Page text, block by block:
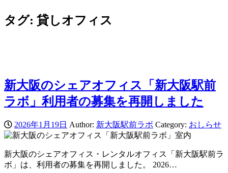
タグ: 貸しオフィス
新大阪のシェアオフィス「新大阪駅前
ラボ」利用者の募集を再開しました
2026年1月19日 Author: 新大阪駅前ラボ Category: おしらせ
新大阪のシェアオフィス・レンタルオフィス「新大阪駅前ラ
ボ」は、利用者の募集を再開しました。 2026…